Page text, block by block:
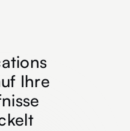
Ihre